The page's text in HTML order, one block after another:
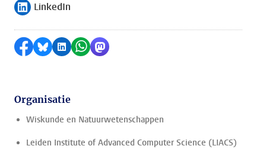
Volg ons op
LinkedIn
Delen op Facebook
Delen via Bluesky
Delen op LinkedIn
Delen via WhatsApp
Delen via Mastodon
Organisatie
Wiskunde en Natuurwetenschappen
Leiden Institute of Advanced Computer Science (LIACS)